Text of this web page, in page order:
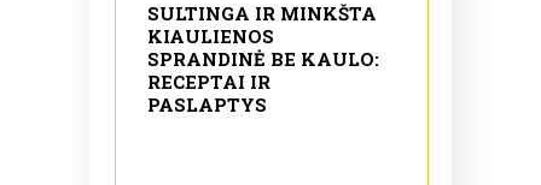
SULTINGA IR MINKŠTA
KIAULIENOS
SPRANDINĖ BE KAULO:
RECEPTAI IR
PASLAPTYS